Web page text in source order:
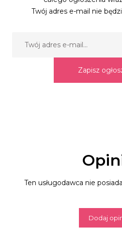
Twój adres e-mail nie
Zapisz
Ten usługodawca nie
Dodaj